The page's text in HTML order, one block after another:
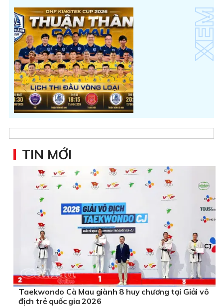
TIN MỚI
Taekwondo Cà Mau giành 8 huy chương tại Giải vô
địch trẻ quốc gia 2026